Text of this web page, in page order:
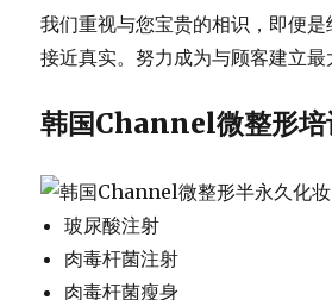
我们重视与您宝贵的相识，即便
接近真实。努力成为与顾客建立最
韩国Channel微整形培
玻尿酸注射
肉毒杆菌注射
肉毒杆菌瘦身